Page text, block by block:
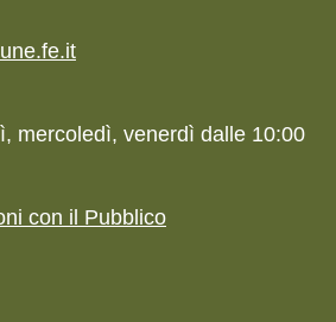
mercoledì, venerdì dalle 10:00
con il Pubblico